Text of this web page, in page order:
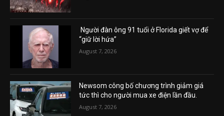
Người đàn ông 91 tuổi ở Florida giết vợ để
“giữ lời hứa”
August 7, 2026
Newsom công bố chương trình giảm giá
tức thì cho người mua xe điện lần đầu.
August 7, 2026